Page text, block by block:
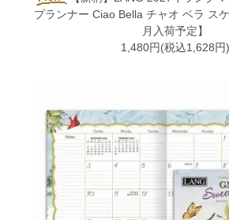
プランナー Ciao Bella チャオ ベラ ス
月入荷予定】
1,480円(税込1,628円)